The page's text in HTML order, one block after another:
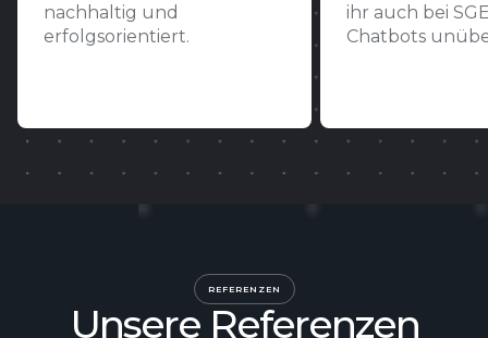
nachhaltig und
erfolgsorientiert.
ihr auch bei
Chatbots
REFERENZEN
Unsere Referenzen